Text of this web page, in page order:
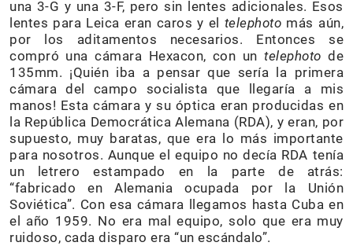
una 3-G y una 3-F, pero sin lentes adicionales. Esos
lentes para Leica eran caros y el telephoto más aún,
por los aditamentos necesarios. Entonces se
compró una cámara Hexacon, con untelephoto de
135mm. ¡Quién iba a pensar que sería la primera
cámara del campo socialista que llegaría a mis
manos! Esta cámara y su óptica eran producidas en
la República Democrática Alemana (RDA), y eran, por
supuesto, muy baratas, que era lo más importante
para nosotros. Aunque el equipo no decía RDA tenía
un letrero estampado en la parte de atrás:
“fabricado en Alemania ocupada por la Unión
Soviética”. Con esa cámara llegamos hasta Cuba en
el año 1959. No era mal equipo, solo que era muy
ruidoso, cada disparo era “un escándalo”.